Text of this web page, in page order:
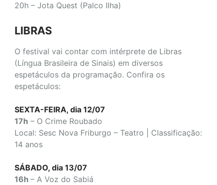
20h – Jota Quest (Palco Ilha)
LIBRAS
O festival vai contar com intérprete de Libras
(Língua Brasileira de Sinais) em diversos
espetáculos da programação. Confira os
espetáculos:
SEXTA-FEIRA, dia 12/07
17h – O Crime Roubado
Local: Sesc Nova Friburgo – Teatro | Classificação:
14 anos
SÁBADO, dia 13/07
16h – A Voz do Sabiá